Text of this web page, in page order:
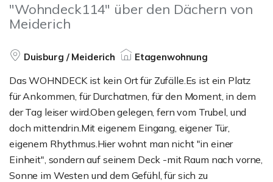
"Wohndeck114" über den Dächern von
Meiderich
Duisburg / Meiderich Etagenwohnung
Das WOHNDECK ist kein Ort für Zufälle.Es ist ein Platz
für Ankommen, für Durchatmen, für den Moment, in dem
der Tag leiser wird.Oben gelegen, fern vom Trubel, und
doch mittendrin.Mit eigenem Eingang, eigener Tür,
eigenem Rhythmus.Hier wohnt man nicht "in einer
Einheit", sondern auf seinem Deck -mit Raum nach vorne,
Sonne im Westen und dem Gefühl, für sich zu